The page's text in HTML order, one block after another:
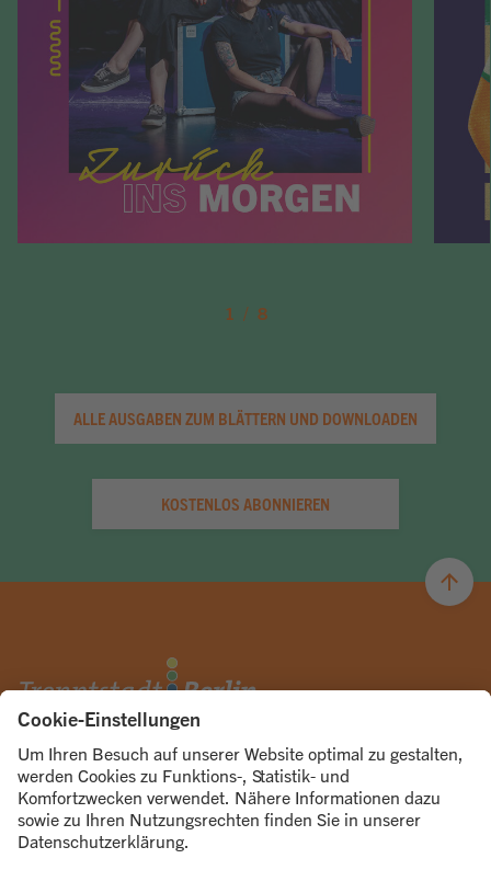
1
8
ALLE AUSGABEN ZUM BLÄTTERN UND DOWNLOADEN
KOSTENLOS ABONNIEREN
© 2026
ÜBER UNS UNSERE KANÄLE